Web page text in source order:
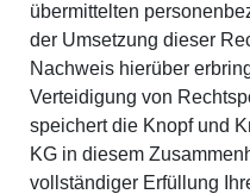
übermittelten
der Umsetzung dieser
Nachweis hierüber
Verteidigung von
speichert die Knopf und
KG in diesem
vollständiger Erfüllung